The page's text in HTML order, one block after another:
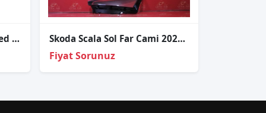
Skoda Octavia - Superb - Led Beyni Sıfır Skoda Scala Sol Far Cami 2020-2022
Fiyat Sorunuz